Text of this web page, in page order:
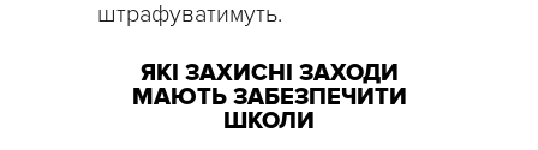
штрафуватимуть.
ЯКІ ЗАХИСНІ ЗАХОДИ
МАЮТЬ ЗАБЕЗПЕЧИТИ
ШКОЛИ